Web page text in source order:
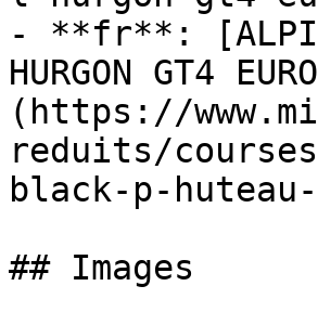
- **fr**:
HURGON GT4
(https://
reduits/
black-p-
## Images